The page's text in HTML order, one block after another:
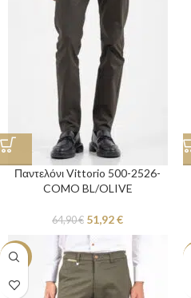
Παντελόνι Vittorio 500-2526-
COMO BL/OLIVE
64,90€ 51,92€
-20%